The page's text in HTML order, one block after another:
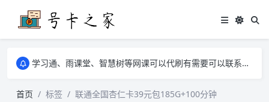
学习通、雨课堂、智慧树等网课可以代刷有需要可以联系邮箱i@tuzi.la
学习通、雨课堂、智慧树等网课可以代刷有需要可以联系邮箱i@tuzi.la
首页
标签 联通全国杏仁卡39元包185G+100分钟